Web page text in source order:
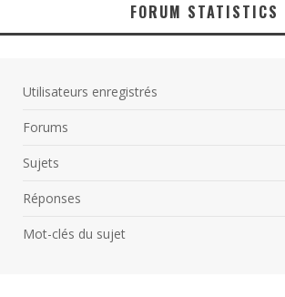
FORUM STATISTICS
Utilisateurs enregistrés
Forums
Sujets
Réponses
Mot-clés du sujet